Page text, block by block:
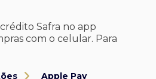
Safra no app
com o celular. Para
Apple Pay